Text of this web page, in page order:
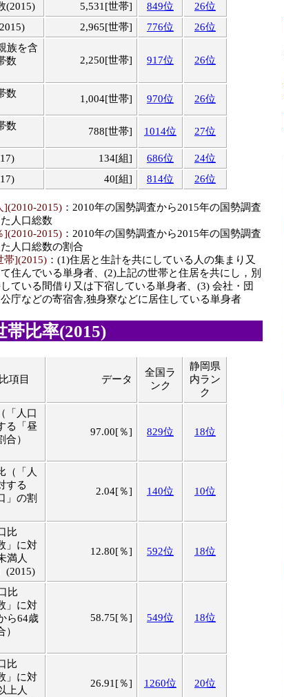
(2015)
5,531[世帯] 849位
26位
2,965[世帯] 776位
26位
族を含
数
2,250[世帯] 917位 26位
数
1,004[世帯] 970位 26位
数
788[世帯] 1014位 27位
134[組] 686位
24位
40[組] 814位 26位
](2010-2015) ：2010年の国勢調査から2015年の国勢調査
人口総数
](2010-2015) ：2010年の国勢調査から2015年の国勢調査
人口総数の割合
帯](2015) ：(1)住居と生計を共にしている人の集まり又
住んでいる単身者、(2)上記の世帯と住居を共にし，別
ている間借り又は下宿している単身者、(3) 会社・団
庁などの寄宿舎,独身寮などに居住している単身者
帯比率(2015)
項目 データ
全国ラ
ンク
静岡県
内ラン
ク
「人口
る「昼
合）
97.00[％] 829位 18位
（「人
する
」の割
2.04[％] 140位 10位
比
」に対
満人
(2015)
12.80[％] 592位 18位
比
」に対
ら64歳
）
58.75[％] 549位 18位
比
」に対
上人
26.91[％] 1260位 20位